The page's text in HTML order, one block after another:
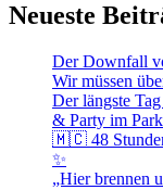
Neueste
Der Downfall
Wir müssen
Der längste
& Party im
🇲🇨 48
✨
„Hier brennen